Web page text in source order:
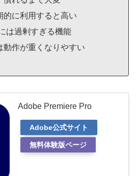
的に利用すると高い
は過剰すぎる機能
動作が重くなりやすい
Adobe Premiere Pro
Adobe公式サイト
無料体験版ページ